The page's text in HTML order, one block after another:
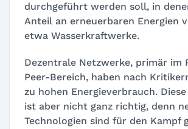
durchgeführt werden soll, in
Anteil an erneuerbaren Energien
etwa Wasserkraftwerke.
Dezentrale Netzwerke, primär im
Peer-Bereich, haben nach
zu hohen Energieverbrauch.
ist aber nicht ganz richtig, denn
Technologien sind für den Kampf